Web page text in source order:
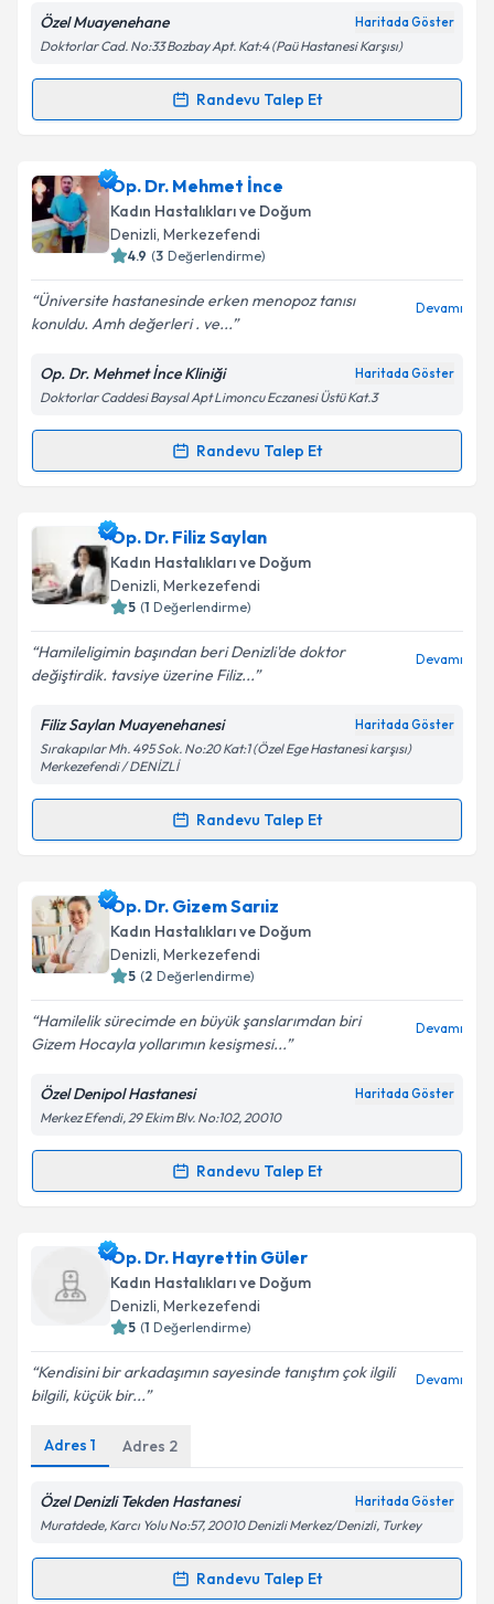
Kişisel verilerimin işlenmesine ilişkin
Aydınlatma
Metni'ni okudum ve kişisel verilerimin belirtilen
kapsamda işlenmesini kabul ediyorum.
Özel Muayenehane Haritada Göster
Doktorlar Cad. No:33 Bozbay Apt. Kat:4 (Paü Hastanesi Karşısı)
Randevu Talep Et
Randevu Takvimi Talebi
Prof. Dr. Erkan Alataşiçin randevu takvimi talebi
oluşturun. Size bu uzmandan randevu almanız için bir
takvim hazırlandığında e-posta ile bilgilendireceğiz.
Kişisel verilerimin işlenmesine ilişkin
Aydınlatma
Metni'ni okudum ve kişisel verilerimin belirtilen
kapsamda işlenmesini kabul ediyorum.
Op. Dr. Mehmet İnce
Kadın Hastalıkları ve Doğum
Denizli, Merkezefendi
4.9 (3 Değerlendirme)
Üniversite hastanesinde erken menopoz tanısı
konuldu. Amh değerleri . ve...
Devamı
Op. Dr. Mehmet İnce Kliniği Haritada Göster
Doktorlar Caddesi Baysal Apt Limoncu Eczanesi Üstü Kat.3
Randevu Talep Et
Randevu Takvimi Talebi
Op. Dr. Mehmet İnceiçin randevu takvimi talebi
oluşturun. Size bu uzmandan randevu almanız için bir
takvim hazırlandığında e-posta ile bilgilendireceğiz.
Kişisel verilerimin işlenmesine ilişkin
Aydınlatma
Metni'ni okudum ve kişisel verilerimin belirtilen
kapsamda işlenmesini kabul ediyorum.
Takvim Talebini Gönder
Op. Dr. Filiz Saylan
Kadın Hastalıkları ve Doğum
Denizli, Merkezefendi
5 (1 Değerlendirme)
Hamileligimin başından beri Denizli'de doktor
değiştirdik. tavsiye üzerine Filiz...
Devamı
Filiz Saylan Muayenehanesi Haritada Göster
Sırakapılar Mh. 495 Sok. No:20 Kat:1 (Özel Ege Hastanesi karşısı)
Merkezefendi / DENİZLİ
Randevu Talep Et
Randevu Takvimi Talebi
Op. Dr. Filiz Saylaniçin randevu takvimi talebi
oluşturun. Size bu uzmandan randevu almanız için bir
takvim hazırlandığında e-posta ile bilgilendireceğiz.
Kişisel verilerimin işlenmesine ilişkin
Aydınlatma
Metni'ni okudum ve kişisel verilerimin belirtilen
kapsamda işlenmesini kabul ediyorum.
Op. Dr. Gizem Sarıiz
Kadın Hastalıkları ve Doğum
Denizli, Merkezefendi
5 (2 Değerlendirme)
Hamilelik sürecimde en büyük şanslarımdan biri
Gizem Hocayla yollarımın kesişmesi...
Devamı
Özel Denipol Hastanesi Haritada Göster
Merkez Efendi, 29 Ekim Blv. No:102, 20010
Randevu Talep Et
Randevu Takvimi Talebi
Op. Dr. Gizem Sarıiziçin randevu takvimi talebi
oluşturun. Size bu uzmandan randevu almanız için bir
takvim hazırlandığında e-posta ile bilgilendireceğiz.
Kişisel verilerimin işlenmesine ilişkin
Metni'ni okudum ve kişisel verilerimin belirtilen
kapsamda işlenmesini kabul ediyorum.
Takvim Talebini Gönder
Op. Dr. Hayrettin Güler
Kadın Hastalıkları ve Doğum
Denizli, Merkezefendi
5 (1 Değerlendirme)
Kendisini bir arkadaşımın sayesinde tanıştım çok ilgili
bilgili, küçük bir...
Devamı
Adres 1 Adres 2
Özel Denizli Tekden Hastanesi Haritada Göster
Muratdede, Karcı Yolu No:57, 20010 Denizli Merkez/Denizli, Turkey
Randevu Talep Et
Randevu Takvimi Talebi